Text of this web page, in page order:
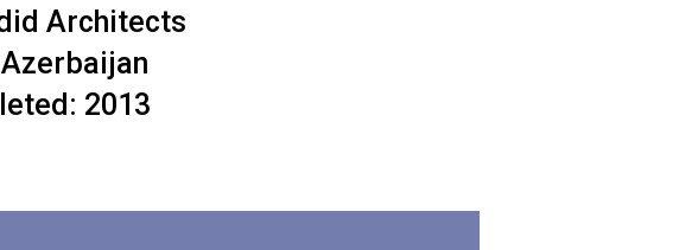
Architects
2013